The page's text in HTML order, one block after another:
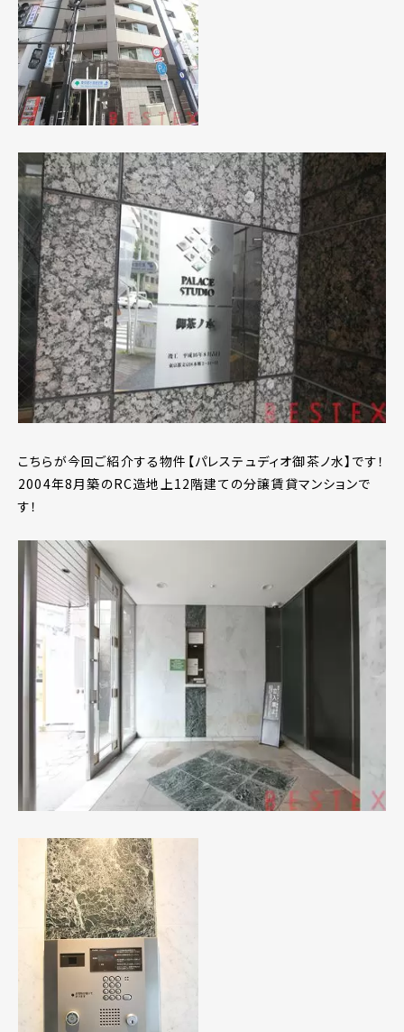
こちらが今回ご紹介する物件【パレステュディオ御茶ノ水】です！
2004年8月築のRC造地上12階建ての分譲賃貸マンションで
す！